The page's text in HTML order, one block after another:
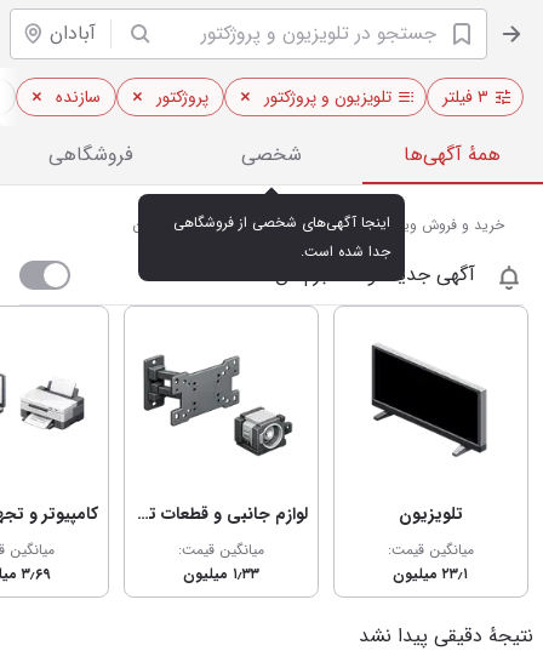
آبادان
۳ فیلتر تلویزیون و پروژکتور پروژکتور سازنده
همهٔ آگهی‌ها شخصی فروشگاهی
جدا شده است.
خرید و فروش ویدئو پروژکتور و تلویزیون‌های هوشمند در آبادان
آگهی جدید اومد خبرم کن
تلویزیون
میانگین قیمت:
۲۳٫۱ میلیون
لوازم جانبی و قطعات تلویزیون و پروژکتور
میانگین قیمت:
۱٫۳۳ میلیون
۳٫۶۹ میلیون
نتیجهٔ دقیقی پیدا نشد